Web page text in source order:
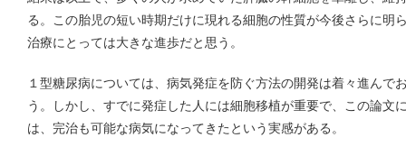
る。この胎児の短い時期だけに現れる細胞の性質が今後さらに明
治療にとっては大きな進歩だと思う。
１型糖尿病については、病気発症を防ぐ方法の開発は着々進んで
う。しかし、すでに発症した人には細胞移植が重要で、この論文
は、完治も可能な病気になってきたという実感がある。